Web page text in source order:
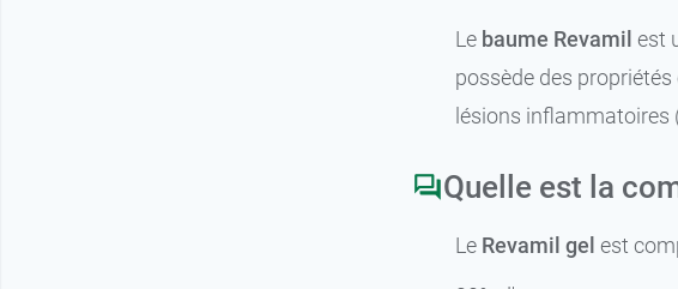
Le baume Revamil est
possède des
lésions inflammatoires
Quelle est la
Le Revamil gel est